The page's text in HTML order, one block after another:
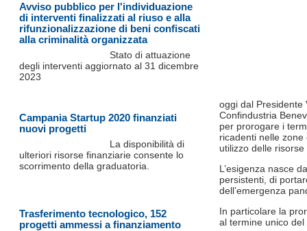
oggi dal Presidente
Confindustria
per prorogare i
ricadenti nelle
utilizzo delle
L’esigenza nasce
persistenti, di
dell’emergenza
In particolare la
al termine unico
Avviso pubblico per l'individuazione
di interventi finalizzati al riuso e alla
rifunzionalizzazione di beni confiscati
alla criminalità organizzata
Stato di attuazione
degli interventi aggiornato al 31 dicembre
2023
Campania Startup 2020 finanziati
nuovi progetti
La disponibilità di
ulteriori risorse finanziarie consente lo
scorrimento della graduatoria.
Trasferimento tecnologico, 152
progetti ammessi a finanziamento